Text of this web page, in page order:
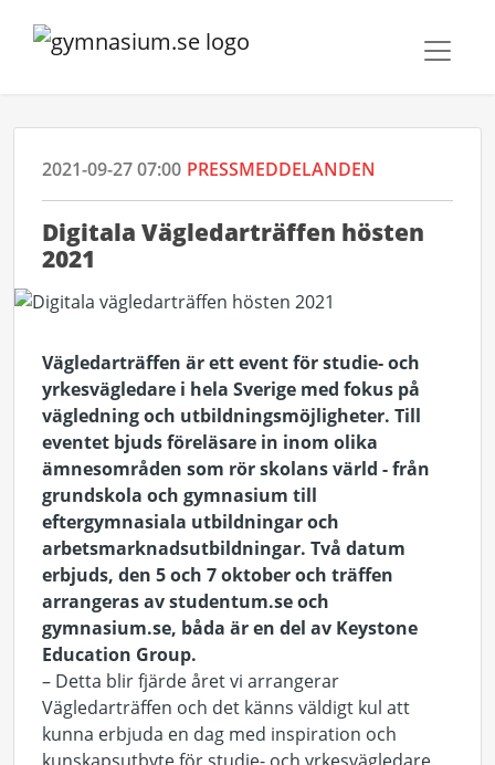
2021-09-27 07:00 PRESSMEDDELANDEN
Digitala Vägledarträffen hösten
2021
Vägledarträffen är ett event för studie- och
yrkesvägledare i hela Sverige med fokus på
vägledning och utbildningsmöjligheter. Till
eventet bjuds föreläsare in inom olika
ämnesområden som rör skolans värld - från
grundskola och gymnasium till
eftergymnasiala utbildningar och
arbetsmarknadsutbildningar. Två datum
erbjuds, den 5 och 7 oktober och träffen
arrangeras av studentum.se och
gymnasium.se, båda är en del av Keystone
Education Group.
– Detta blir fjärde året vi arrangerar
Vägledarträffen och det känns väldigt kul att
kunna erbjuda en dag med inspiration och
kunskapsutbyte för studie- och yrkesvägledare.